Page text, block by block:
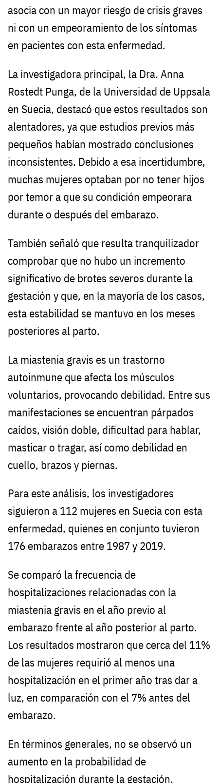
asocia con un mayor riesgo de crisis graves
ni con un empeoramiento de los síntomas
en pacientes con esta enfermedad.
La investigadora principal, la Dra. Anna
Rostedt Punga, de la Universidad de Uppsala
en Suecia, destacó que estos resultados son
alentadores, ya que estudios previos más
pequeños habían mostrado conclusiones
inconsistentes. Debido a esa incertidumbre,
muchas mujeres optaban por no tener hijos
por temor a que su condición empeorara
durante o después del embarazo.
También señaló que resulta tranquilizador
comprobar que no hubo un incremento
significativo de brotes severos durante la
gestación y que, en la mayoría de los casos,
esta estabilidad se mantuvo en los meses
posteriores al parto.
La miastenia gravis es un trastorno
autoinmune que afecta los músculos
voluntarios, provocando debilidad. Entre sus
manifestaciones se encuentran párpados
caídos, visión doble, dificultad para hablar,
masticar o tragar, así como debilidad en
cuello, brazos y piernas.
Para este análisis, los investigadores
siguieron a 112 mujeres en Suecia con esta
enfermedad, quienes en conjunto tuvieron
176 embarazos entre 1987 y 2019.
Se comparó la frecuencia de
hospitalizaciones relacionadas con la
miastenia gravis en el año previo al
embarazo frente al año posterior al parto.
Los resultados mostraron que cerca del 11%
de las mujeres requirió al menos una
hospitalización en el primer año tras dar a
luz, en comparación con el 7% antes del
embarazo.
En términos generales, no se observó un
aumento en la probabilidad de
hospitalización durante la gestación.